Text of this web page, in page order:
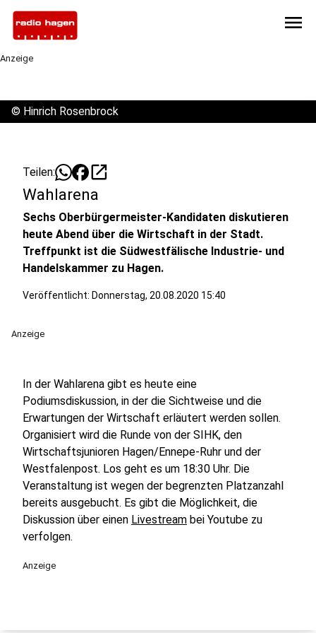
menu
Anzeige
© Hinrich Rosenbrock
Teilen: open_in_new
Wahlarena
Sechs Oberbürgermeister-Kandidaten diskutieren
heute Abend über die Wirtschaft in der Stadt.
Treffpunkt ist die Südwestfälische Industrie- und
Handelskammer zu Hagen.
Veröffentlicht: Donnerstag, 20.08.2020 15:40
Anzeige
In der Wahlarena gibt es heute eine
Podiumsdiskussion, in der die Sichtweise und die
Erwartungen der Wirtschaft erläutert werden sollen.
Organisiert wird die Runde von der SIHK, den
Wirtschaftsjunioren Hagen/Ennepe-Ruhr und der
Westfalenpost. Los geht es um 18:30 Uhr. Die
Veranstaltung ist wegen der begrenzten Platzanzahl
bereits ausgebucht. Es gibt die Möglichkeit, die
Diskussion über einen Livestream bei Youtube zu
verfolgen.
Anzeige